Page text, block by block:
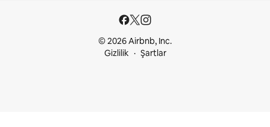
© 2026 Airbnb, Inc.
Gizlilik
Şartlar